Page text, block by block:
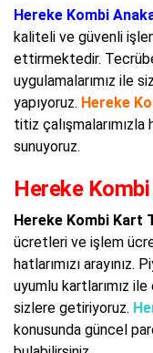
Hereke Kombi
kaliteli ve güvenli
ettirmektedir.
uygulamalarımız ile
yapıyoruz. Hereke
titiz
sunuyoruz.
Hereke
Hereke Kombi Kart
ücretleri ve işlem
hatlarımızı
uyumlu kartlarımız
sizlere getiriyoruz.
konusunda güncel